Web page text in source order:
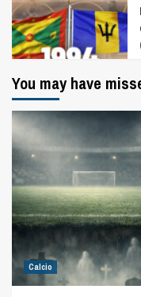
You may have
Calcio